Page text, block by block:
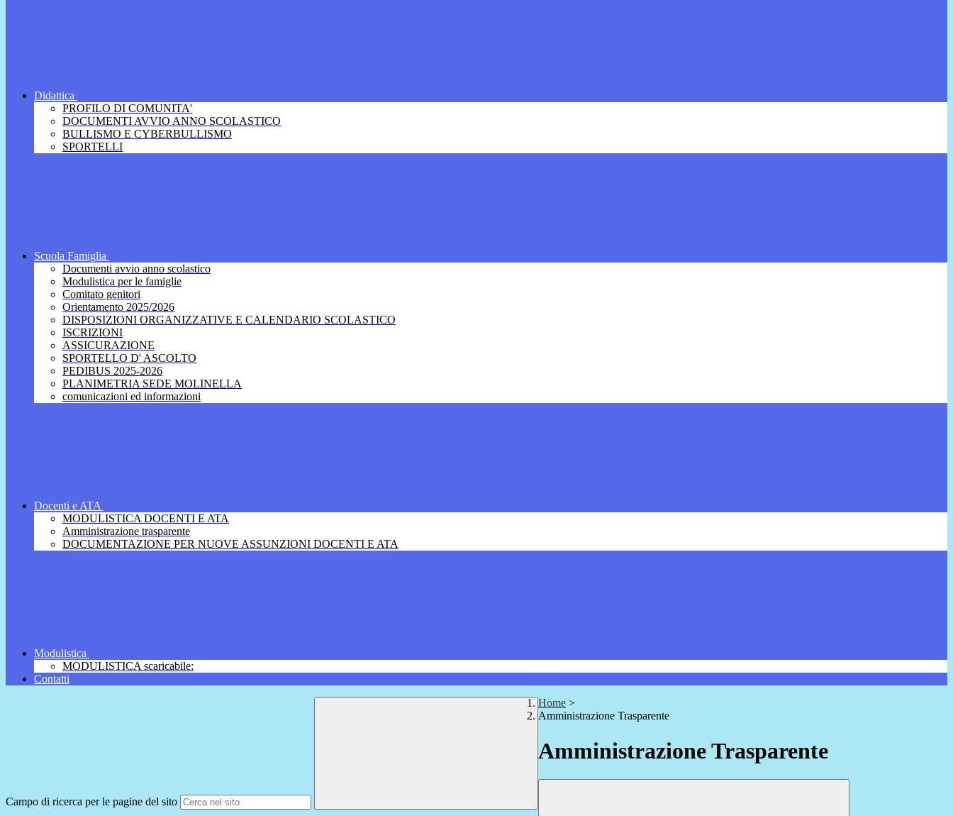
Didattica
PROFILO DI COMUNITA'
DOCUMENTI AVVIO ANNO SCOLASTICO
BULLISMO E CYBERBULLISMO
SPORTELLI
Scuola Famiglia
Documenti avvio anno scolastico
Modulistica per le famiglie
Comitato genitori
Orientamento 2025/2026
DISPOSIZIONI ORGANIZZATIVE E CALENDARIO SCOLASTICO
ISCRIZIONI
ASSICURAZIONE
SPORTELLO D' ASCOLTO
PEDIBUS 2025-2026
PLANIMETRIA SEDE MOLINELLA
comunicazioni ed informazioni
Docenti e ATA
MODULISTICA DOCENTI E ATA
Amministrazione trasparente
DOCUMENTAZIONE PER NUOVE ASSUNZIONI DOCENTI E ATA
Modulistica
MODULISTICA scaricabile:
Contatti
Campo di ricerca per le pagine del sito
Home >
Amministrazione Trasparente
Amministrazione Trasparente